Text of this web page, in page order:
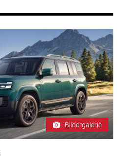
Bildergalerie